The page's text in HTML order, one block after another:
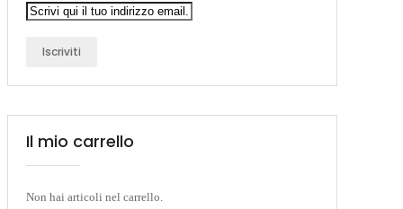
Iscriviti
Il mio carrello
Non hai articoli nel carrello.